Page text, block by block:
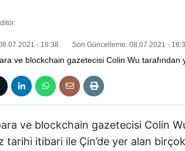
- 16:38 Son Güncelleme: 08.07.2021 -
ve blockchain gazetecisi Colin
tarihi itibari ile Çin’de yer alan